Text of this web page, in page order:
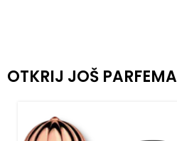
OTKRIJ JOŠ PARFEMA